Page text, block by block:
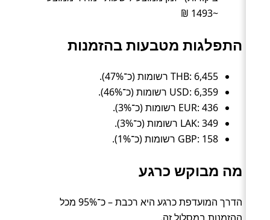
~1493 ₪
התפלגות מטבעות בהזמנות
THB: 6,455 רשומות (כ־47%).
USD: 6,359 רשומות (כ־46%).
EUR: 436 רשומות (כ־3%).
LAK: 349 רשומות (כ־3%).
GBP: 158 רשומות (כ־1%).
מה מבוקש כרגע
הדרך המועדפת כרגע היא רכבת – כ־95% מכל